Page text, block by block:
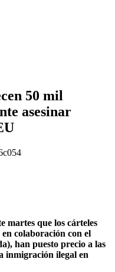
50 mil
asesinar
martes que los cárteles
colaboración con el
han puesto precio a las
inmigración ilegal en